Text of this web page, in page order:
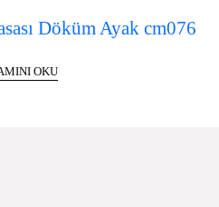
Döküm Ayak cm076
OKU